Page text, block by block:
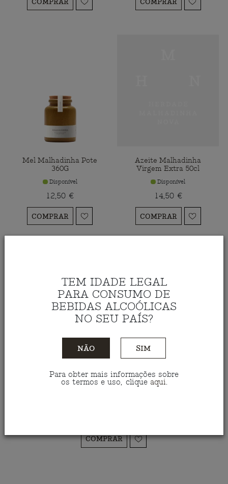
COMPRAR COMPRAR
Mel Malhadinha Pote
360G
Disponível
12,50 €
COMPRAR
Azeite Malhadinha
Virgem Extra 50cl
Disponível
14,50 €
COMPRAR
Azeite Malhadinha
Virgem Extra Lata 50
COMPRAR
TEM IDADE LEGAL
PARA CONSUMO DE
BEBIDAS ALCOÓLICAS
NO SEU PAÍS?
NÃO SIM
Para obter mais informações sobre
os termos e uso, clique aqui.